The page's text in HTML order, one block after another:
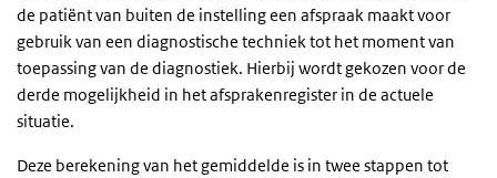
de patiënt van buiten de instelling een afspraak maakt voor
gebruik van een diagnostische techniek tot het moment van
toepassing van de diagnostiek. Hierbij wordt gekozen voor de
derde mogelijkheid in het afsprakenregister in de actuele
situatie.
Deze berekening van het gemiddelde is in twee stappen tot